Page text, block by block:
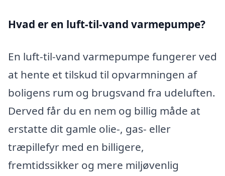
Hvad er en luft-til-vand varmepumpe?
En luft-til-vand varmepumpe fungerer ved
at hente et tilskud til opvarmningen af
boligens rum og brugsvand fra udeluften.
Derved får du en nem og billig måde at
erstatte dit gamle olie-, gas- eller
træpillefyr med en billigere,
fremtidssikker og mere miljøvenlig